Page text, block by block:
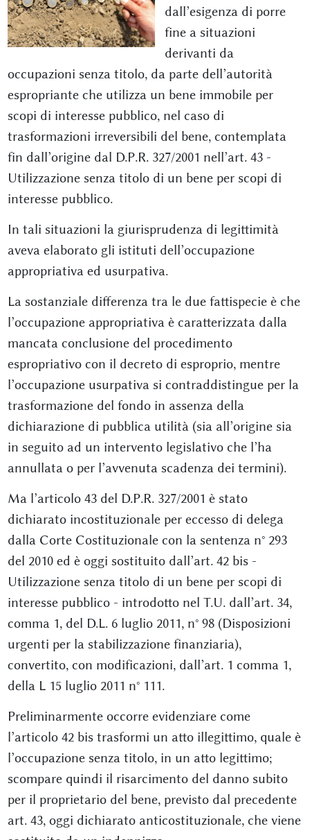
dall’esigenza di porre
fine a situazioni
derivanti da
occupazioni senza titolo, da parte dell’autorità
espropriante che utilizza un bene immobile per
scopi di interesse pubblico, nel caso di
trasformazioni irreversibili del bene, contemplata
fin dall’origine dal D.P.R. 327/2001 nell’art. 43 -
Utilizzazione senza titolo di un bene per scopi di
interesse pubblico.
In tali situazioni la giurisprudenza di legittimità
aveva elaborato gli istituti dell’occupazione
appropriativa ed usurpativa.
La sostanziale differenza tra le due fattispecie è che
l’occupazione appropriativa è caratterizzata dalla
mancata conclusione del procedimento
espropriativo con il decreto di esproprio, mentre
l’occupazione usurpativa si contraddistingue per la
trasformazione del fondo in assenza della
dichiarazione di pubblica utilità (sia all’origine sia
in seguito ad un intervento legislativo che l’ha
annullata o per l’avvenuta scadenza dei termini).
Ma l’articolo 43 del D.P.R. 327/2001 è stato
dichiarato incostituzionale per eccesso di delega
dalla Corte Costituzionale con la sentenza n° 293
del 2010 ed è oggi sostituito dall’art. 42 bis -
Utilizzazione senza titolo di un bene per scopi di
interesse pubblico - introdotto nel T.U. dall’art. 34,
comma 1, del D.L. 6 luglio 2011, n° 98 (Disposizioni
urgenti per la stabilizzazione finanziaria),
convertito, con modificazioni, dall’art. 1 comma 1,
della L 15 luglio 2011 n° 111.
Preliminarmente occorre evidenziare come
l’articolo 42 bis trasformi un atto illegittimo, quale è
l’occupazione senza titolo, in un atto legittimo;
scompare quindi il risarcimento del danno subito
per il proprietario del bene, previsto dal precedente
art. 43, oggi dichiarato anticostituzionale, che viene